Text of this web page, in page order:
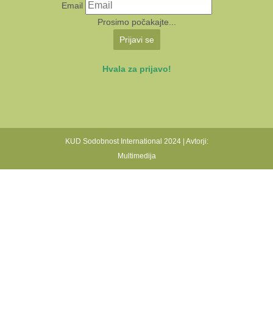
Email
Prosimo počakajte...
Prijavi se
Hvala za prijavo!
KUD Sodobnost International 2024 | Avtorji:
Multimedija